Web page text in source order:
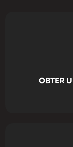
OBTER